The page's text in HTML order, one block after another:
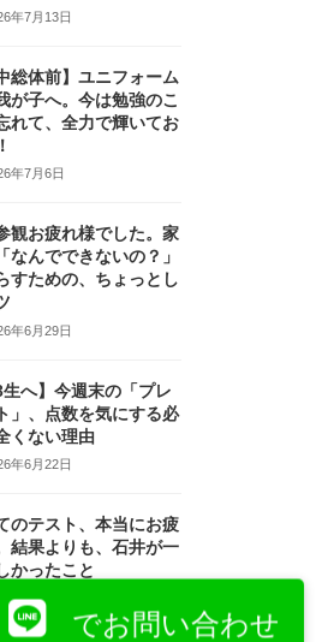
年7月13日
総体前】ユニフォーム
が子へ。今は勉強のこ
れて、全力で輝いてお
年7月6日
観お疲れ様でした。家
なんでできないの？」
すための、ちょっとし
年6月29日
生へ】今週末の「プレ
」、点数を気にする必
くない理由
年6月22日
のテスト、本当にお疲
結果よりも、石井が一
かったこと
年6月15日
でお問い合わせ